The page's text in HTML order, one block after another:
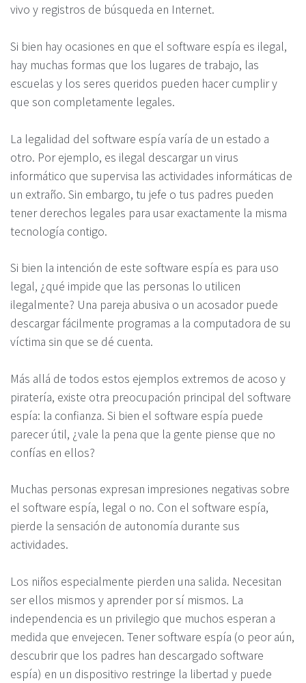
vivo y registros de búsqueda en Internet.
Si bien hay ocasiones en que el software espía es ilegal,
hay muchas formas que los lugares de trabajo, las
escuelas y los seres queridos pueden hacer cumplir y
que son completamente legales.
La legalidad del software espía varía de un estado a
otro. Por ejemplo, es ilegal descargar un virus
informático que supervisa las actividades informáticas de
un extraño. Sin embargo, tu jefe o tus padres pueden
tener derechos legales para usar exactamente la misma
tecnología contigo.
Si bien la intención de este software espía es para uso
legal, ¿qué impide que las personas lo utilicen
ilegalmente? Una pareja abusiva o un acosador puede
descargar fácilmente programas a la computadora de su
víctima sin que se dé cuenta.
Más allá de todos estos ejemplos extremos de acoso y
piratería, existe otra preocupación principal del software
espía: la confianza. Si bien el software espía puede
parecer útil, ¿vale la pena que la gente piense que no
confías en ellos?
Muchas personas expresan impresiones negativas sobre
el software espía, legal o no. Con el software espía,
pierde la sensación de autonomía durante sus
actividades.
Los niños especialmente pierden una salida. Necesitan
ser ellos mismos y aprender por sí mismos. La
independencia es un privilegio que muchos esperan a
medida que envejecen. Tener software espía (o peor aún,
descubrir que los padres han descargado software
espía) en un dispositivo restringe la libertad y puede